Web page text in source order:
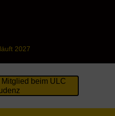
2027
beim ULC